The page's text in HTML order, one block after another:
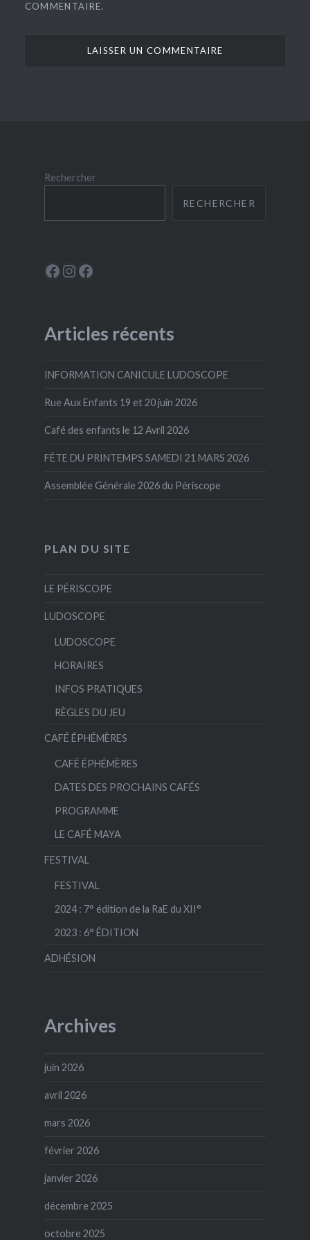
COMMENTAIRE.
Rechercher
RECHERCHER
Le Périscope
Instagram
La Ludoscope
Articles récents
INFORMATION CANICULE LUDOSCOPE
Rue Aux Enfants 19 et 20 juin 2026
Café des enfants le 12 Avril 2026
FÊTE DU PRINTEMPS SAMEDI 21 MARS 2026
Assemblée Générale 2026 du Périscope
PLAN DU SITE
LE PÉRISCOPE
LUDOSCOPE
LUDOSCOPE
HORAIRES
INFOS PRATIQUES
RÈGLES DU JEU
CAFÉ ÉPHÉMÈRES
CAFÉ ÉPHÉMÈRES
DATES DES PROCHAINS CAFÉS
PROGRAMME
LE CAFÉ MAYA
FESTIVAL
FESTIVAL
2024 : 7° édition de la RaE du XII°
2023 : 6° ÉDITION
ADHÉSION
Archives
juin 2026
avril 2026
mars 2026
février 2026
janvier 2026
décembre 2025
octobre 2025